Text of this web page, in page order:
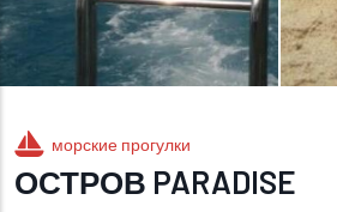
морские прогулки
ОСТРОВ PARADISE